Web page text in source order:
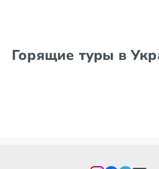
Горящие туры в